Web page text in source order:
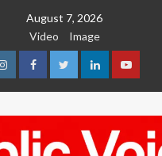
August 7, 2026
Video
Image
InstagramFacebookTwitterLinkedinYoutube